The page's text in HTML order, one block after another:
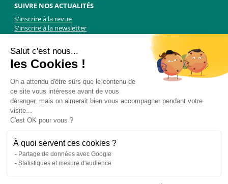
SUIVRE NOS ACTUALITÉS
S'inscrire à la revue
S'inscrire à la newsletter
TikTok
NOUS CONTACTER
Les Chiens Guides d'aveugles - FFAC
71 rue de Bagnolet, 75020 Paris
01 44 64 89 89
Formulaire de contact
Pour les demandes presse, contactez Martin Kolle :
martin.kolle@lobbycom.fr
06 89 70 17 51
Salut c'est nous...
les Cookies !
On a attendu d'être sûrs que le contenu de
ce site vous intéresse avant de vous
déranger, mais on aimerait bien vous accompagner pendant votre
visite...
C'est OK pour vous ?
À quoi servent ces cookies ?
Partage de données avec Google
Statistiques et mesure d'audience